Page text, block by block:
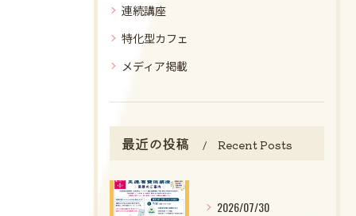
連続講座
特化型カフェ
メディア掲載
最近の投稿 Recent Posts
2026/07/30